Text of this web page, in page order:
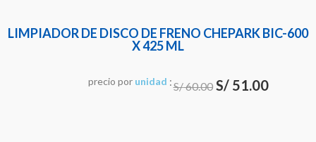
LIMPIADOR DE DISCO DE FRENO CHEPARK BIC-600
X 425 ML
precio por unidad :S/60.00 El
S/51.00El